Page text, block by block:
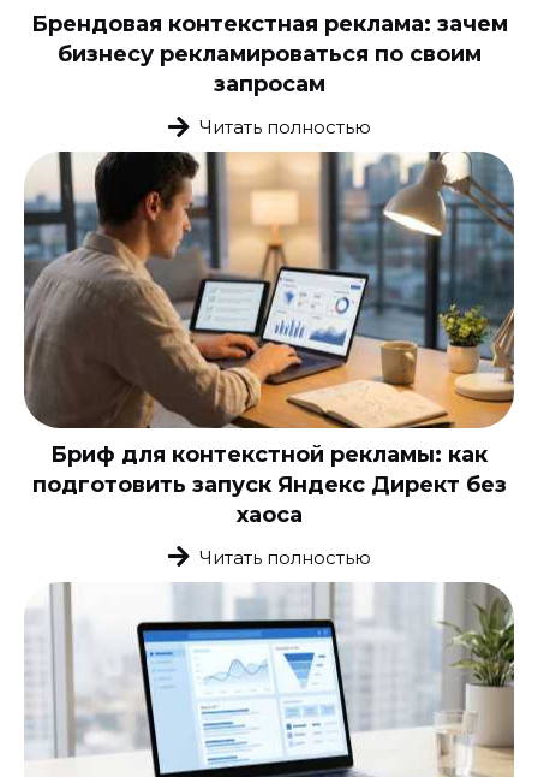
Брендовая контекстная реклама: зачем
бизнесу рекламироваться по своим
запросам
Читать полностью
Бриф для контекстной рекламы: как
подготовить запуск Яндекс Директ без
хаоса
Читать полностью